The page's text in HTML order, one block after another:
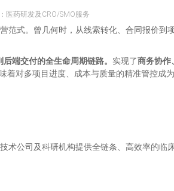
医药研发及CRO/SMO服务
式。曾几何时，从线索转化、合同报价到
后端交付的全生命周期链路。 实现了商务协作
着对多项目进度、成本与质量的精准管控成
公司及科研机构提供全链条、高效率的临